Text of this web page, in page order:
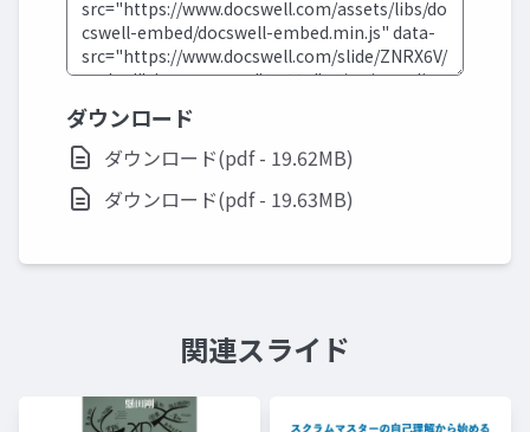
ダウンロード
ダウンロード(pdf - 19.62MB)
ダウンロード(pdf - 19.63MB)
関連スライド